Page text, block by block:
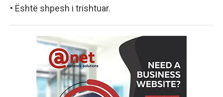
• Është shpesh i trishtuar.